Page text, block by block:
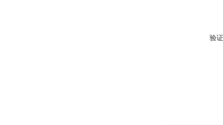
验